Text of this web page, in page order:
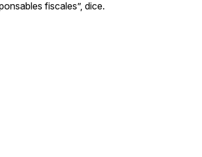
fiscales”, dice.